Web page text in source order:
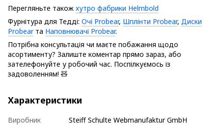
Перегляньте також хутро фабрики Helmbold
Фурнітура для Тедді: Очі Probear, Шплінти Probear, Диски
Probearта Наповнювачі Probear.
Потрібна консультація чи маєте побажання щодо
асортименту? Залиште коментар прямо зараз, або
зателефонуйте у робочий час. Поспілкуємось із
задоволенням! 🧸
Характеристики
Виробник
Steiff Schulte Webmanufaktur GmbH